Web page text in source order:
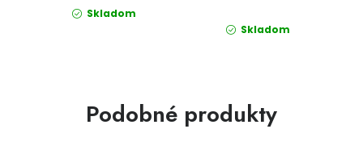
Skladom
Skladom
Podobné produkty